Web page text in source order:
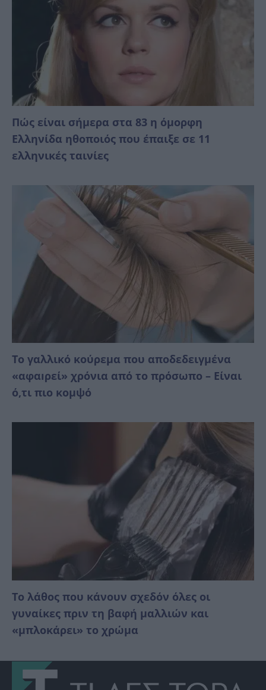
Πώς είναι σήμερα στα 83 η όμορφη
Ελληνίδα ηθοποιός που έπαιξε σε 11
ελληνικές ταινίες
Το γαλλικό κούρεμα που αποδεδειγμένα
«αφαıρεί» χρόνια από το πρόσωπο – Είναι
ό,τι πιο κομψό
Το λάθος που κάνουν σχεδόν όλες οι
γυναίκες πριν τη βαφή μαλλιών και
«μπλοκάρει» το χρώμα